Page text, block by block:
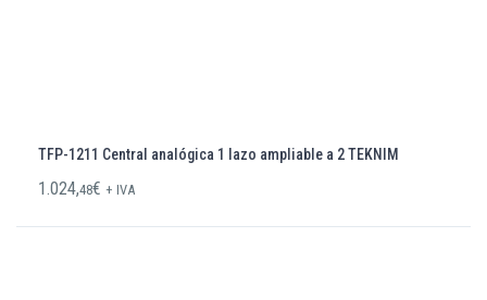
TFP-1211 Central analógica 1 lazo ampliable a 2 TEKNIM
1.024,48€ + IVA